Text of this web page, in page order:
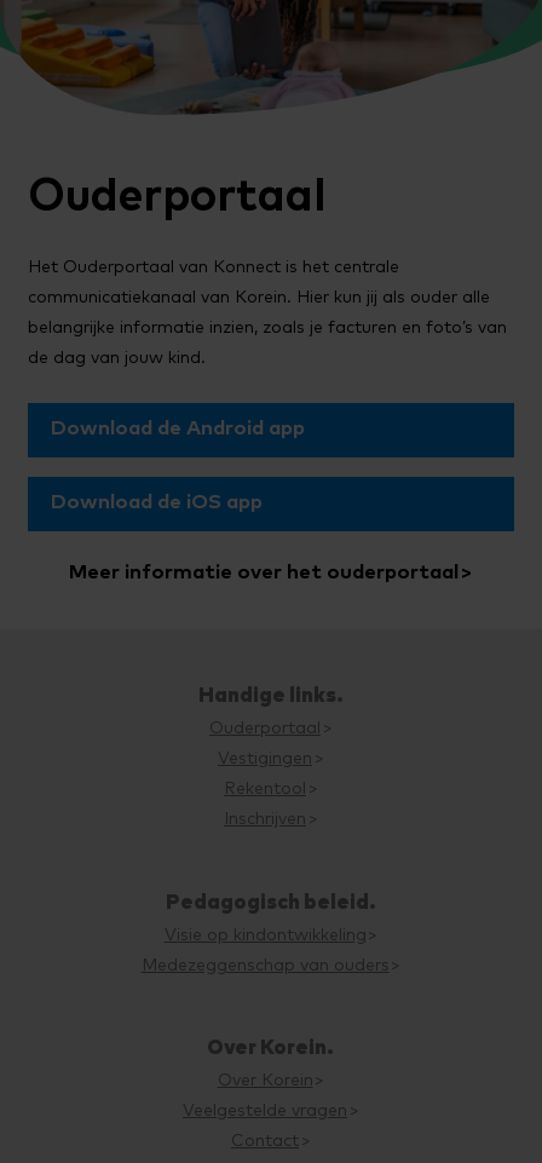
Ouderportaal
Het Ouderportaal van Konnect is het centrale
communicatiekanaal van Korein. Hier kun jij als ouder alle
belangrijke informatie inzien, zoals je facturen en foto’s van
de dag van jouw kind.
Download de Android app
Download de iOS app
Meer informatie over het ouderportaal
Handige links.
Ouderportaal
Vestigingen
Rekentool
Inschrijven
Pedagogisch beleid.
Visie op kindontwikkeling
Medezeggenschap van ouders
Over Korein.
Over Korein
Veelgestelde vragen
Contact